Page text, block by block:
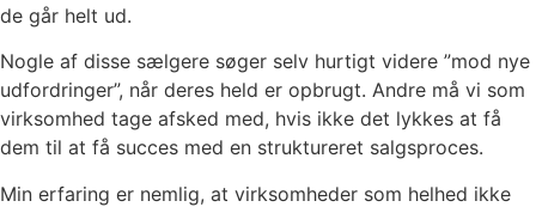
de går helt ud.
Nogle af disse sælgere søger selv hurtigt videre ”mod nye
udfordringer”, når deres held er opbrugt. Andre må vi som
virksomhed tage afsked med, hvis ikke det lykkes at få
dem til at få succes med en struktureret salgsproces.
Min erfaring er nemlig, at virksomheder som helhed ikke